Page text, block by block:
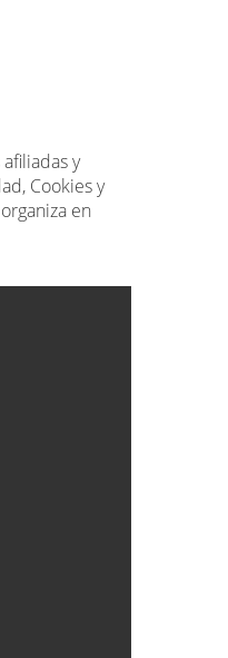
y
Cookies y
en